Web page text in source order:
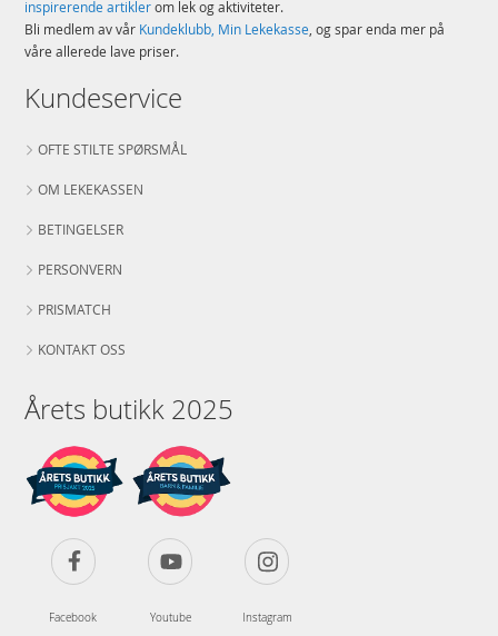
inspirerende artiklerom lek og aktiviteter.
Bli medlem av vår Kundeklubb, Min Lekekasse, og spar enda mer på
våre allerede lave priser.
Kundeservice
OFTE STILTE SPØRSMÅL
OM LEKEKASSEN
BETINGELSER
PERSONVERN
PRISMATCH
KONTAKT OSS
Årets butikk 2025
Facebook Youtube Instagram